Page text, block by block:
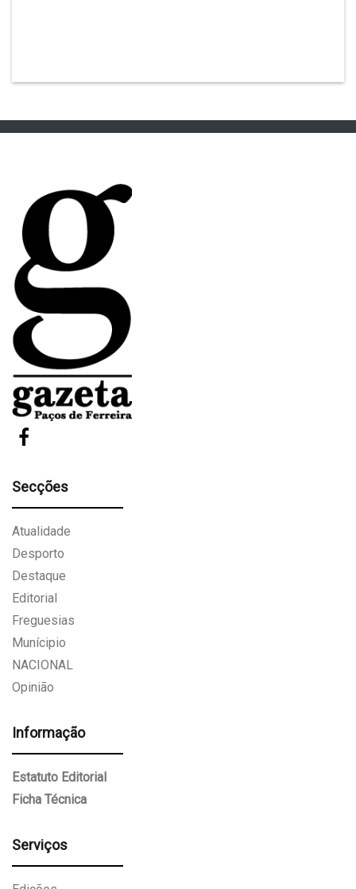
Secções
Atualidade
Desporto
Destaque
Editorial
Freguesias
Munícipio
NACIONAL
Opinião
Informação
Estatuto Editorial
Ficha Técnica
Serviços